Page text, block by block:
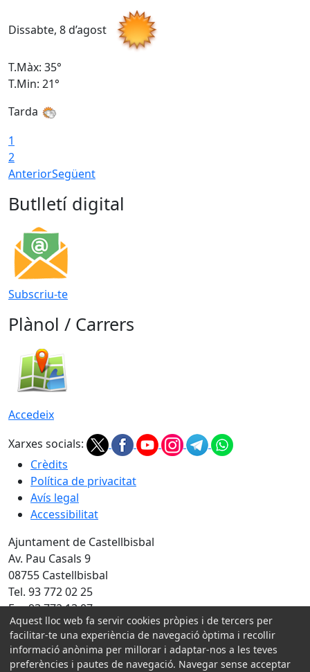
Dissabte, 8 d’agost
T.Màx: 35°
T.Min: 21°
Tarda
1
2
AnteriorSegüent
Butlletí digital
Subscriu-te
Plànol / Carrers
Accedeix
Xarxes socials:
Crèdits
Política de privacitat
Avís legal
Accessibilitat
Ajuntament de Castellbisbal
Av. Pau Casals 9
08755 Castellbisbal
Tel. 93 772 02 25
Fax 93 772 13 07
Amb la col·laboració de:
Aquest lloc web fa servir cookies pròpies i de tercers per
facilitar-te una experiència de navegació òptima i recollir
informació anònima per millorar i adaptar-nos a les teves
preferències i pautes de navegació. Navegar sense acceptar